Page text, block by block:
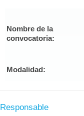
Nombre de la
convocatoria:
Modalidad:
Responsable